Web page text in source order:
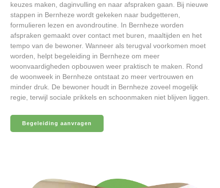
keuzes maken, daginvulling en naar afspraken gaan. Bij nieuwe
stappen in Bernheze wordt gekeken naar budgetteren,
formulieren lezen en avondroutine. In Bernheze worden
afspraken gemaakt over contact met buren, maaltijden en het
tempo van de bewoner. Wanneer als terugval voorkomen moet
worden, helpt begeleiding in Bernheze om meer
woonvaardigheden opbouwen weer praktisch te maken. Rond
de woonweek in Bernheze ontstaat zo meer vertrouwen en
minder druk. De bewoner houdt in Bernheze zoveel mogelijk
regie, terwijl sociale prikkels en schoonmaken niet blijven liggen.
Begeleiding aanvragen